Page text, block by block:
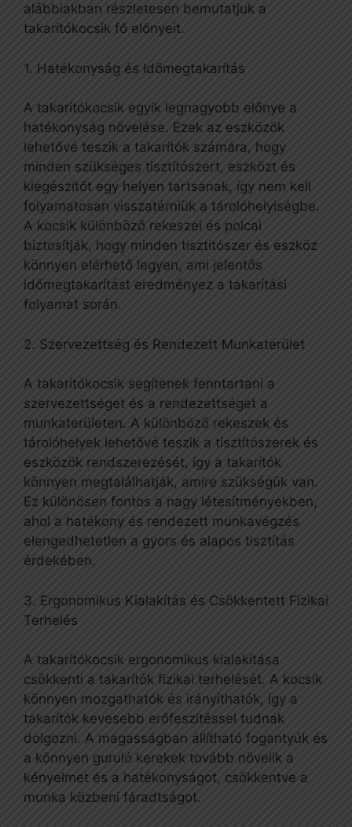
alábbiakban részletesen bemutatjuk a
takarítókocsik fő előnyeit.
1. Hatékonyság és Időmegtakarítás
A takarítókocsik egyik legnagyobb előnye a
hatékonyság növelése. Ezek az eszközök
lehetővé teszik a takarítók számára, hogy
minden szükséges tisztítószert, eszközt és
kiegészítőt egy helyen tartsanak, így nem kell
folyamatosan visszatérniük a tárolóhelyiségbe.
A kocsik különböző rekeszei és polcai
biztosítják, hogy minden tisztítószer és eszköz
könnyen elérhető legyen, ami jelentős
időmegtakarítást eredményez a takarítási
folyamat során.
2. Szervezettség és Rendezett Munkaterület
A takarítókocsik segítenek fenntartani a
szervezettséget és a rendezettséget a
munkaterületen. A különböző rekeszek és
tárolóhelyek lehetővé teszik a tisztítószerek és
eszközök rendszerezését, így a takarítók
könnyen megtalálhatják, amire szükségük van.
Ez különösen fontos a nagy létesítményekben,
ahol a hatékony és rendezett munkavégzés
elengedhetetlen a gyors és alapos tisztítás
érdekében.
3. Ergonomikus Kialakítás és Csökkentett Fizikai
Terhelés
A takarítókocsik ergonomikus kialakítása
csökkenti a takarítók fizikai terhelését. A kocsik
könnyen mozgathatók és irányíthatók, így a
takarítók kevesebb erőfeszítéssel tudnak
dolgozni. A magasságban állítható fogantyúk és
a könnyen guruló kerekek tovább növelik a
kényelmet és a hatékonyságot, csökkentve a
munka közbeni fáradtságot.